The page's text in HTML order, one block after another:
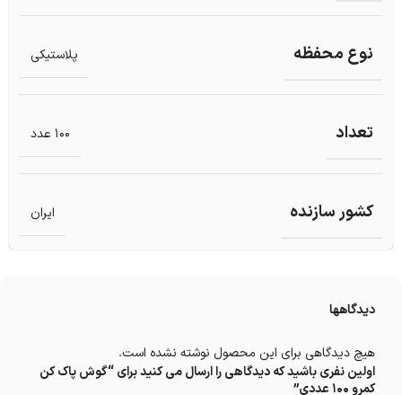
نوع محفظه پلاستیکی
تعداد 100 عدد
کشور سازنده ایران
دیدگاهها
هیچ دیدگاهی برای این محصول نوشته نشده است.
اولین نفری باشید که دیدگاهی را ارسال می کنید برای “گوش پاک کن
کمرو 100 عددی”